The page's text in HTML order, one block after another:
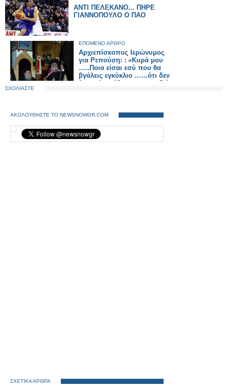
ΑΝΤΙ ΠΕΛΕΚΑΝΟ... ΠΗΡΕ
ΓΙΑΝΝΟΠΟΥΛΟ Ο ΠΑΟ
ΕΠΟΜΕΝΟ ΑΡΘΡΟ
Αρχιεπίσκοπος Ιερώνυμος
για Ρεπούση: : «Κυρά μου
…..Ποια είσαι εσύ που θα
βγάλεις εγκύκλιο ……ότι δεν
θα εκκλησιάζονται τα παιδιά;.
ΣΧΟΛΙΑΣΤΕ
ΑΚΟΛΟΥΘΗΣΤΕ ΤΟ NEWSNOWGR.COM
ΣΧΕΤΙΚΑ ΑΡΘΡΑ